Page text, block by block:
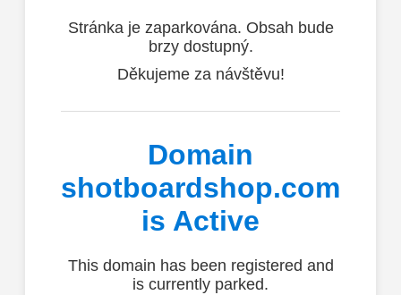
Stránka je zaparkována. Obsah bude
brzy dostupný.
Děkujeme za návštěvu!
Domain
shotboardshop.com
is Active
This domain has been registered and
is currently parked.